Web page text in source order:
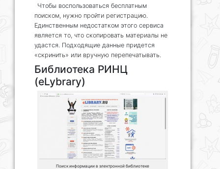
Чтобы воспользоваться бесплатным
поиском, нужно пройти регистрацию.
Единственным недостатком этого сервиса
является то, что скопировать материалы не
удастся. Подходящие данные придется
«скринить» или вручную перепечатывать.
Библиотека РИНЦ
(eLybrary)
Поиск информации в электронной библиотеке